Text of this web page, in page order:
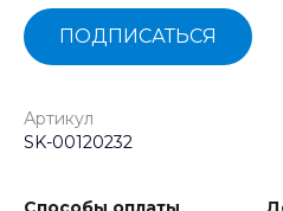
ПОДПИСАТЬСЯ
Артикул
SK-00120232